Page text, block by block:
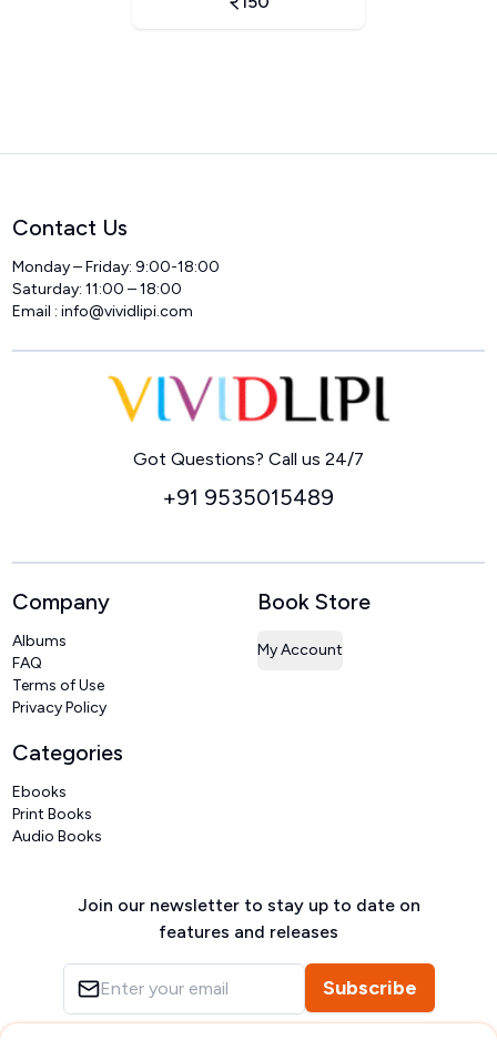
Contact Us
Monday – Friday: 9:00-18:00
Saturday: 11:00 – 18:00
Email :info@vividlipi.com
Got Questions? Call us 24/7
+91 9535015489
Company
Albums
FAQ
Terms of Use
Privacy Policy
Book Store
My Account
Categories
Ebooks
Print Books
Audio Books
Join our newsletter to stay up to date on
features and releases
Subscribe